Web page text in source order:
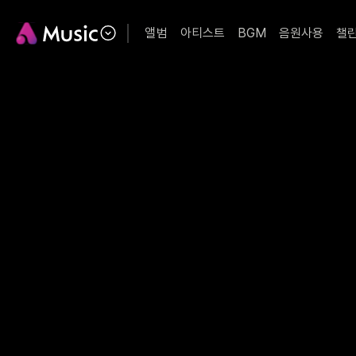
앨범 아티스트 BGM 음원사용 챌